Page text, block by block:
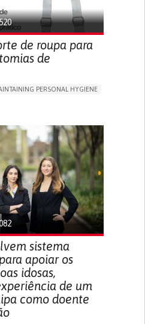
PEOPLE
INDIA
de roupa para
de
PERSONAL HYGIENE
MEDICAL ONCOLOGY
sistema
apoiar os
idosas,
de um
como doente